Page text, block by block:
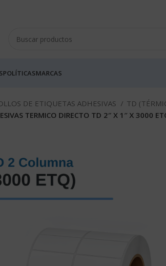
POLÍTICASMARCAS
DE ETIQUETAS ADHESIVAS
TD
TERMICO DIRECTO TD 2″ X 1″ X 3000